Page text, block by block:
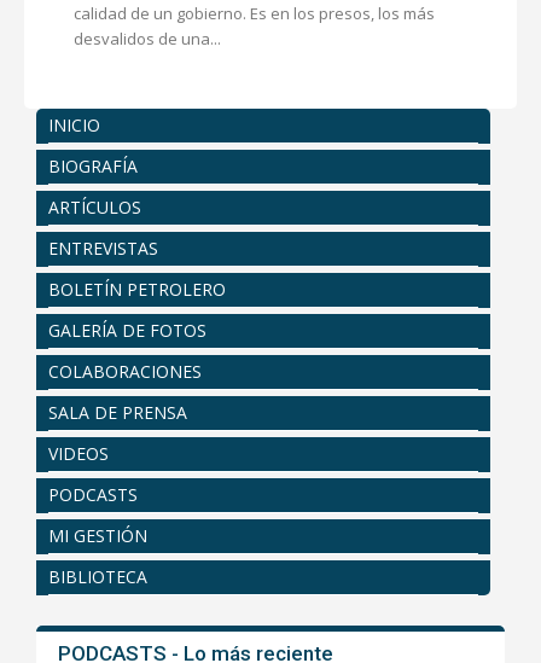
calidad de un gobierno. Es en los presos, los más
desvalidos de una...
INICIO
BIOGRAFÍA
ARTÍCULOS
ENTREVISTAS
BOLETÍN PETROLERO
GALERÍA DE FOTOS
COLABORACIONES
SALA DE PRENSA
VIDEOS
PODCASTS
MI GESTIÓN
BIBLIOTECA
PODCASTS - Lo más reciente